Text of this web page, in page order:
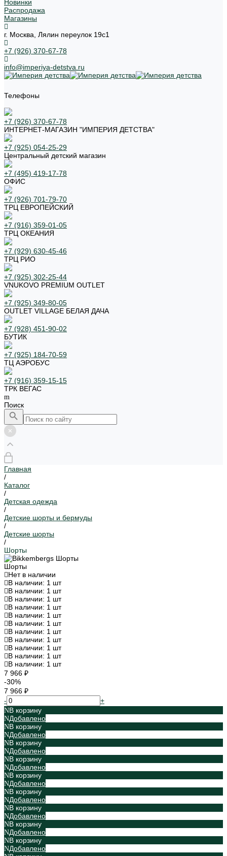
Новинки
Распродажа
Магазины
г. Москва, Лялин переулок 19с1
+7 (926) 370-67-78
info@imperiya-detstva.ru
Телефоны
+7 (926) 370-67-78
ИНТЕРНЕТ-МАГАЗИН "ИМПЕРИЯ ДЕТСТВА"
+7 (925) 054-25-29
Центральный детский магазин
+7 (495) 419-17-78
ОФИС
+7 (926) 701-79-70
ТРЦ ЕВРОПЕЙСКИЙ
+7 (916) 359-01-05
ТРЦ ОКЕАНИЯ
+7 (929) 630-45-46
ТРЦ РИО
+7 (925) 302-25-44
VNUKOVO PREMIUM OUTLET
+7 (925) 349-80-05
OUTLET VILLAGE БЕЛАЯ ДАЧА
+7 (928) 451-90-02
БУТИК
+7 (925) 184-70-59
ТЦ АЭРОБУС
+7 (916) 359-15-15
ТРК ВЕГАС
Поиск
Главная
/
Каталог
/
Детская одежда
/
Детские шорты и бермуды
/
Детские шорты
/
Шорты
Шорты
Нет в наличии
В наличии: 1 шт
В наличии: 1 шт
В наличии: 1 шт
В наличии: 1 шт
В наличии: 1 шт
В наличии: 1 шт
В наличии: 1 шт
В наличии: 1 шт
В наличии: 1 шт
В наличии: 1 шт
В наличии: 1 шт
7 966 ₽
-30%
7 966 ₽
-
+
В корзину
Добавлено
В корзину
Добавлено
В корзину
Добавлено
В корзину
Добавлено
В корзину
Добавлено
В корзину
Добавлено
В корзину
Добавлено
В корзину
Добавлено
В корзину
Добавлено